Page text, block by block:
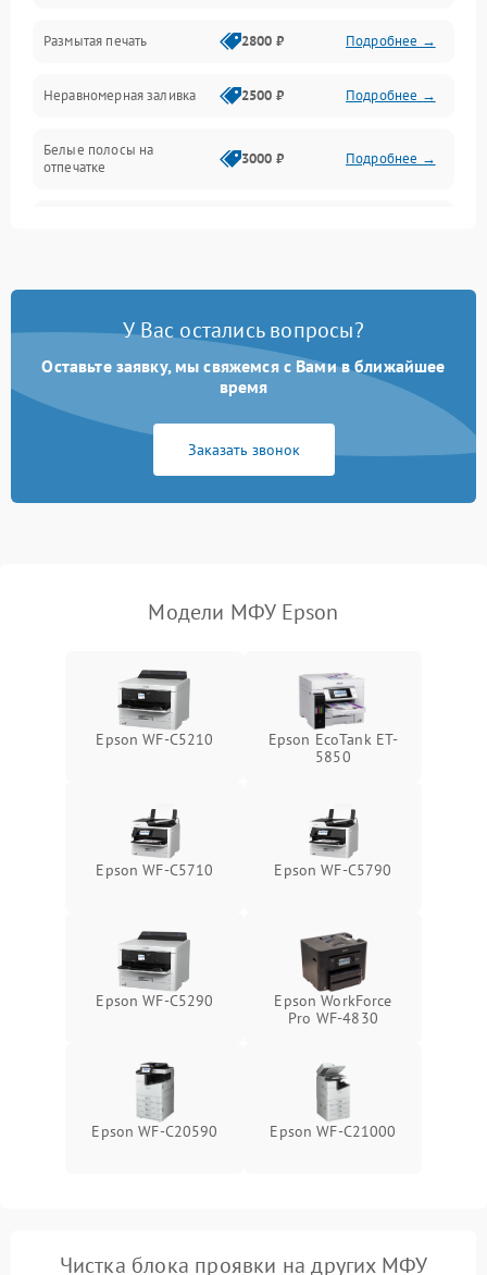
Подключение и интерфейсы
Дисплей и органы управления
Изображение
Размытая печать 2800 ₽ Подробнее →
Неравномерная заливка 2500 ₽ Подробнее →
Белые полосы на
отпечатке
3000 ₽ Подробнее →
У Вас остались вопросы?
Оставьте заявку, мы свяжемся с Вами в ближайшее
время
Заказать звонок
Модели МФУ Epson
Epson WF-C5210
Epson EcoTank ET-
5850
Epson WF-C5710 Epson WF-C5790
Epson WF-C5290
Epson WorkForce
Pro WF-4830
Epson WF-C20590 Epson WF-C21000
Чистка блока проявки на других МФУ